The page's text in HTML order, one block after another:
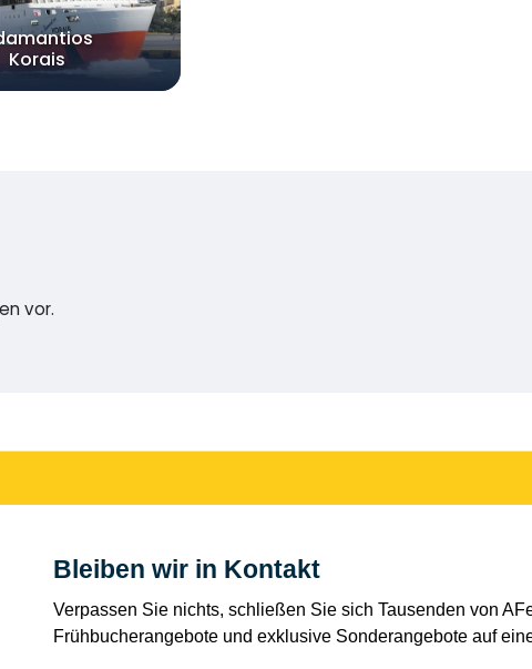
Korais
vor.
Bleiben wir in Kontakt
Verpassen Sie nichts, schließen Sie sich Tausenden von
Frühbucherangebote und exklusive Sonderangebote auf